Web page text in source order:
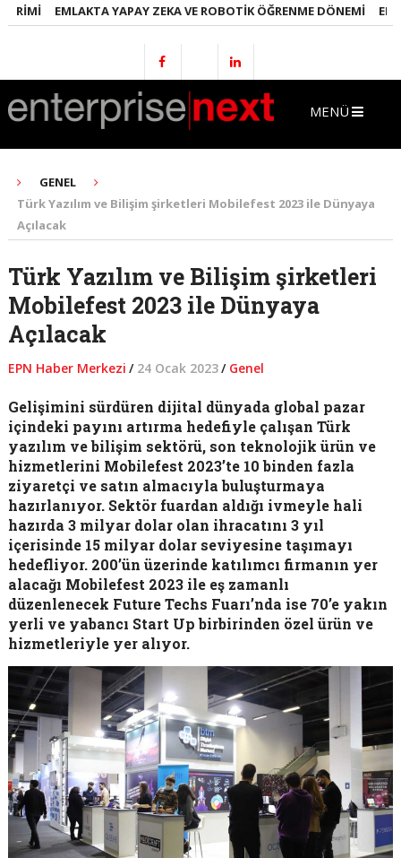
EMLAKTA YAPAY ZEKA VE ROBOTIK ÖĞRENME DÖNEMI ENERJI
MENÜ
GENEL
Türk Yazılım ve Bilişim şirketleri Mobilefest 2023 ile Dünyaya
Açılacak
Türk Yazılım ve Bilişim şirketleri
Mobilefest 2023 ile Dünyaya
Açılacak
EPN Haber Merkezi / 24 Ocak 2023/ Genel
Gelişimini sürdüren dijital dünyada global pazar
içindeki payını artırma hedefiyle çalışan Türk
yazılım ve bilişim sektörü, son teknolojik ürün ve
hizmetlerini Mobilefest 2023’te 10 binden fazla
ziyaretçi ve satın almacıyla buluşturmaya
hazırlanıyor. Sektör fuardan aldığı ivmeyle hali
hazırda 3 milyar dolar olan ihracatını 3 yıl
içerisinde 15 milyar dolar seviyesine taşımayı
hedefliyor. 200’ün üzerinde katılımcı firmanın yer
alacağı Mobilefest 2023 ile eş zamanlı
düzenlenecek Future Techs Fuarı’nda ise 70’e yakın
yerli ve yabancı Start Up birbirinden özel ürün ve
hizmetleriyle yer alıyor.